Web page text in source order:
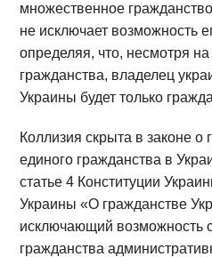
множественное
не исключает возможность
определяя, что, несмотря
гражданства, владелец
Украины будет только
Коллизия скрыта в законе
единого гражданства в
статье 4 Конституции
Украины «О гражданстве
исключающий возможность
гражданства